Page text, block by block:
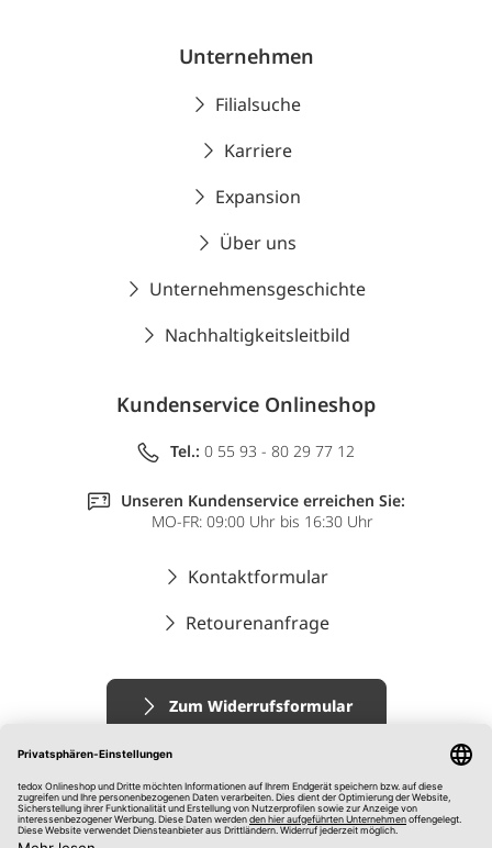
Unternehmen
Filialsuche
Karriere
Expansion
Über uns
Unternehmensgeschichte
Nachhaltigkeitsleitbild
Kundenservice Onlineshop
Tel.: 0 55 93 - 80 29 77 12
Unseren Kundenservice erreichen Sie:
MO-FR: 09:00 Uhr bis 16:30 Uhr
Kontaktformular
Retourenanfrage
Zum Widerrufsformular
Impressum
AGB